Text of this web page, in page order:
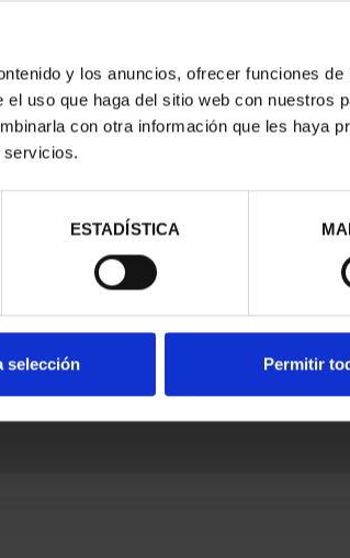
y los anuncios, ofrecer funciones de
uso que haga del sitio web con nuestros
con otra información que les haya
servicios.
ESTADÍSTICA
selección Permitir